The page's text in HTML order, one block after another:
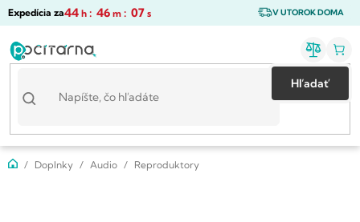
Prejsť
V UTOROK DOMA
Expedícia za44 h : 46 m : 06 s
Hľadať
DomovDoplnky Audio Reproduktory